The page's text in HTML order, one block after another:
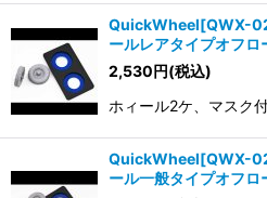
QuickWheel[QWX-
ールレアタイプオフロ
2,530円(税込)
ホィール2ケ、マスク
QuickWheel[QWX-
ール一般タイプオフ